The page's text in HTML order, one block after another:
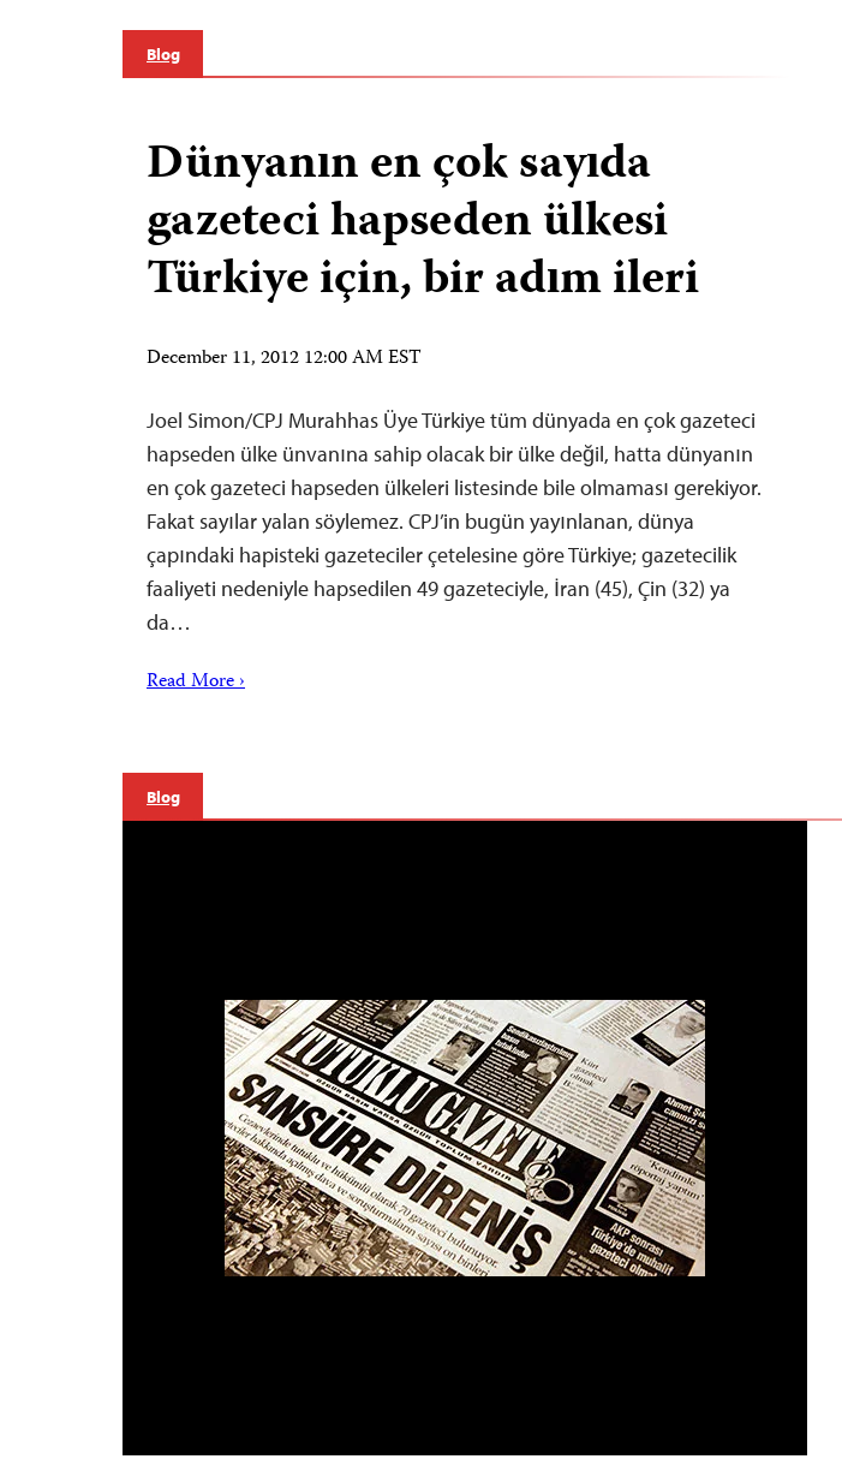
Blog
Dünyanın en çok sayıda
gazeteci hapseden ülkesi
Türkiye için, bir adım ileri
December 11, 2012 12:00 AM EST
Joel Simon/CPJ Murahhas Üye Türkiye tüm dünyada en çok gazeteci
hapseden ülke ünvanına sahip olacak bir ülke değil, hatta dünyanın
en çok gazeteci hapseden ülkeleri listesinde bile olmaması gerekiyor.
Fakat sayılar yalan söylemez. CPJ’in bugün yayınlanan, dünya
çapındaki hapisteki gazeteciler çetelesine göre Türkiye; gazetecilik
faaliyeti nedeniyle hapsedilen 49 gazeteciyle, İran (45), Çin (32) ya
da…
Read More ›
Blog